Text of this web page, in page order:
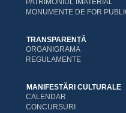
PATRIMONIUL IMATERIAL
MONUMENTE DE FOR
TRANSPARENȚĂ
ORGANIGRAMA
REGULAMENTE
MANIFESTĂRI CULTURALE
CALENDAR
CONCURSURI